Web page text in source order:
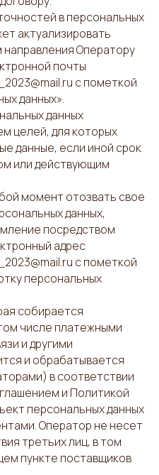
в персональных
актуализировать
Оператору
почты
с пометкой
данных».
данных
целей, для которых
данные, если иной срок
или действующим
момент отозвать свое
данных,
посредством
адрес
с пометкой
персональных
собирается
числе платежными
и другими
и обрабатывается
в соответствии
и Политикой
персональных данных
Оператор не несет
третьих лиц, в том
пункте поставщиков